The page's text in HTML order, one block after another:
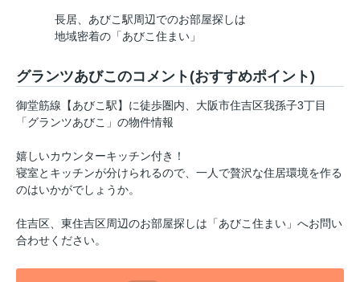
長居、あびこ駅周辺でのお部屋探しは
地域密着の「あびこ住まい」
グランツあびこのコメント(おすすめポイント)
御堂筋線【あびこ駅】に徒歩圏内、大阪市住吉区我孫子3丁目
「グランツあびこ」の物件情報
嬉しいカウンターキッチン付き！
寝室とキッチンが分けられるので、一人で贅沢な住居環境を作る
のはいかがでしょうか。
住吉区、東住吉区周辺のお部屋探しは「あびこ住まい」へお問い
合わせください。